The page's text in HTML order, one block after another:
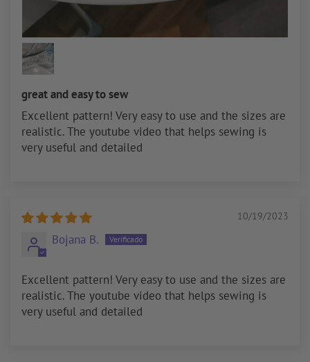
great and easy to sew
Excellent pattern! Very easy to use and the sizes are
realistic. The youtube video that helps sewing is
very useful and detailed
10/19/2023
Bojana B.
Excellent pattern! Very easy to use and the sizes are
realistic. The youtube video that helps sewing is
very useful and detailed